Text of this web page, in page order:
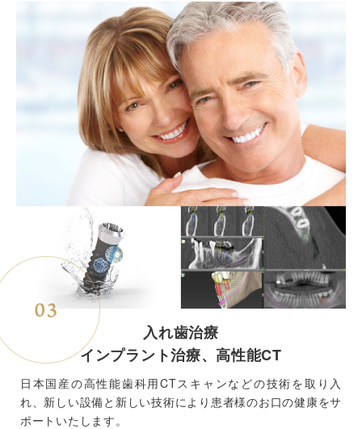
入れ歯治療
インプラント治療、高性能CT
日本国産の高性能歯科用CTスキャンなどの技術を取り入
れ、新しい設備と新しい技術により患者様のお口の健康をサ
ポートいたします。